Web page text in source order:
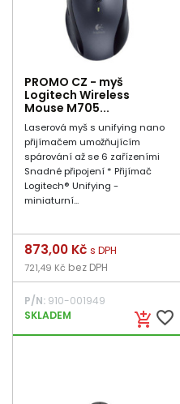
PROMO CZ - myš
Logitech Wireless
Mouse M705...
Laserová myš s unifying nano
přijímačem umožňujícím
spárování až se 6 zařízeními
Snadné připojení * Přijímač
Logitech® Unifying -
miniaturní...
add_shopping_cart favorite_border
Cena
873,00 Kč s DPH
721,49 Kč bez DPH
P/N: 910-001949
SKLADEM